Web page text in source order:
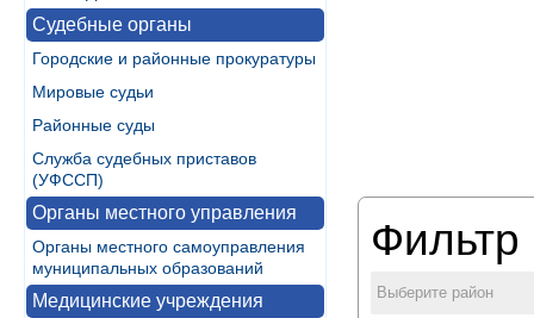
Судебные органы
Городские и районные прокуратуры
Мировые судьи
Районные суды
Служба судебных приставов
(УФССП)
Органы местного управления
Органы местного самоуправления
муниципальных образований
Медицинские учреждения
Фильтр
Выберите район